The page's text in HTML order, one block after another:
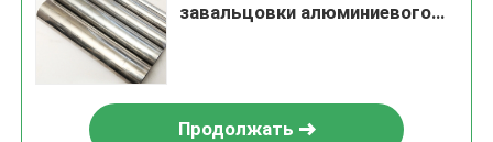
завальцовки алюминиевого
Продолжать